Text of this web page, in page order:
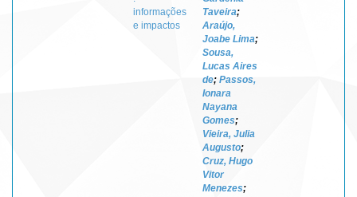
informações
e impactos
Taveira;
Araújo,
Joabe Lima;
Sousa,
Lucas Aires
de; Passos,
Ionara
Nayana
Gomes;
Vieira, Julia
Augusto;
Cruz, Hugo
Vitor
Menezes;